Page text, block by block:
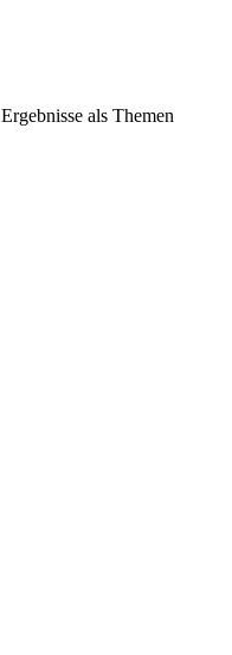
Ergebnisse als Themen